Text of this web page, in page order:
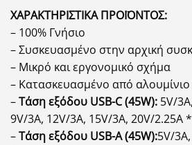
ΧΑΡΑΚΤΗΡΙΣΤΙΚΑ ΠΡΟΪΟΝΤΟΣ:
– 100% Γνήσιο
– Συσκευασμένο στην αρχική
– Μικρό και εργονομικό σχήμα
– Κατασκευασμένο από αλουμίνιο
–Τάση εξόδου USB-C(45W): 5V/
9V/3A, 12V/3A, 15V/3A, 20V/2.25A *
–Τάση εξόδου USB-A(45W):5V/